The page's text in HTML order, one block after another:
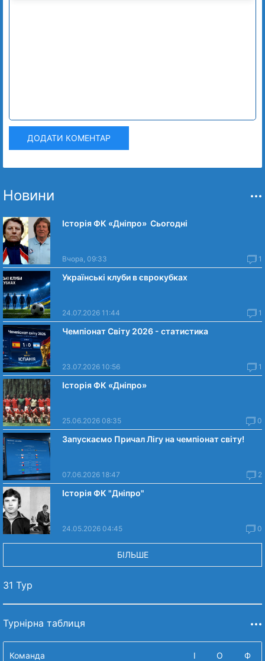
ДОДАТИ КОМЕНТАР
Новини
Історія ФК «Дніпро» Сьогодні
Вчора, 09:33 1
Українські клуби в єврокубках
24.07.2026 11:44 1
Чемпіонат Світу 2026 - статистика
23.07.2026 10:56 1
Історія ФК «Дніпро»
25.06.2026 08:35 0
Запускаємо Причал Лігу на чемпіонат світу!
07.06.2026 18:47 2
Історія ФК "Дніпро"
24.05.2026 04:45 0
БІЛЬШЕ
31 Тур
Турнірна таблиця
Команда І О Ф